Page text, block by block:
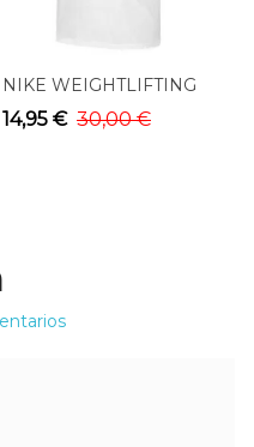
NIKE WEIGHTLIFTING
TRAINING TEE WHITE
WL01
14,95 € 30,00 €